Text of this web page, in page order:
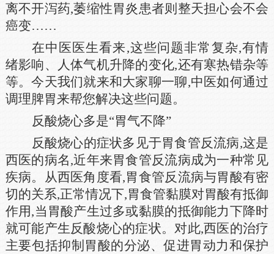
离不开泻药,萎缩性胃炎患者则整天担心会不会
癌变……
在中医医生看来,这些问题非常复杂,有情
绪影响、人体气机升降的变化,还有寒热错杂等
等。今天我们就来和大家聊一聊,中医如何通过
调理脾胃来帮您解决这些问题。
反酸烧心多是“胃气不降”
反酸烧心的症状多见于胃食管反流病,这是
西医的病名,近年来胃食管反流病成为一种常见
疾病。从西医角度看,胃食管反流病与胃酸有密
切的关系,正常情况下,胃食管黏膜对胃酸有抵御
作用,当胃酸产生过多或黏膜的抵御能力下降时
就可能产生反酸烧心的症状。对此,西医的治疗
主要包括抑制胃酸的分泌、促进胃动力和保护